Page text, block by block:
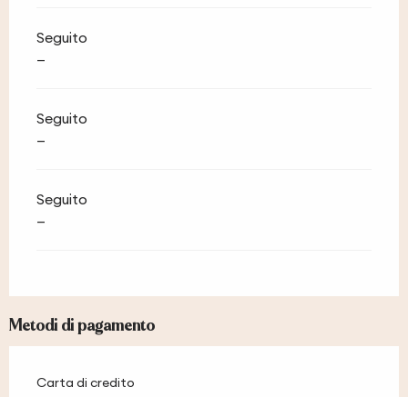
Seguito
—
Seguito
—
Seguito
—
Metodi di pagamento
Carta di credito